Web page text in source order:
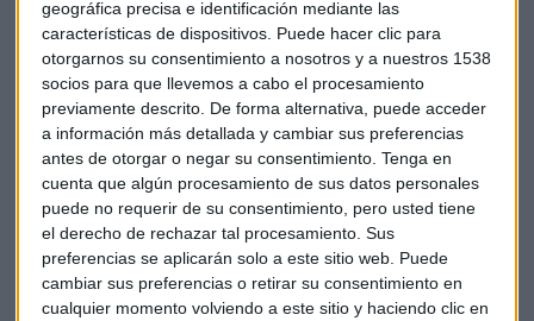
geográfica precisa e identificación mediante las
características de dispositivos. Puede hacer clic para
otorgarnos su consentimiento a nosotros y a nuestros 1538
socios para que llevemos a cabo el procesamiento
previamente descrito. De forma alternativa, puede acceder
a información más detallada y cambiar sus preferencias
antes de otorgar o negar su consentimiento. Tenga en
cuenta que algún procesamiento de sus datos personales
puede no requerir de su consentimiento, pero usted tiene
el derecho de rechazar tal procesamiento. Sus
preferencias se aplicarán solo a este sitio web. Puede
cambiar sus preferencias o retirar su consentimiento en
cualquier momento volviendo a este sitio y haciendo clic en
duración de cinco años como se aplica a las personas
físicas? Ésa es su queja. Aunque desde Capital Radio hemos
intentado hablar con ellas para que nos ampliasen estas
informaciones, no ha sido posible contactar con ninguna de
las 15 que ya integran esta asociación.
Estos dos son los principales frentes por los que las socimis
han decidido aunar fuerzas. Su objetivo: crear un grupo que
ejerza presión para poder tener voz y voto dentro de la
legislación inmobiliaria teniendo en cuenta que el año que
viene hay muchas papeletas para que se celebren nuevas